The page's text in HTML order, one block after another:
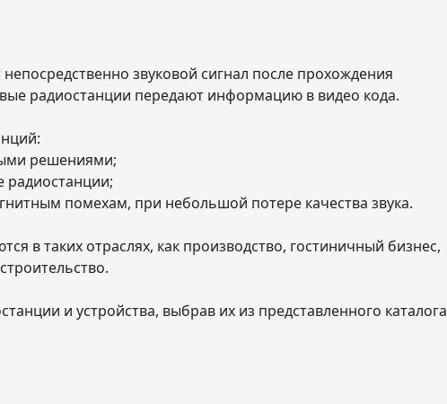
звуковой сигнал после прохождения
радиостанции передают информацию в видео кода.
решениями;
радиостанции;
помехам, при небольшой потере качества звука.
в таких отраслях, как производство, гостиничный бизнес,
и устройства, выбрав их из представленного каталога